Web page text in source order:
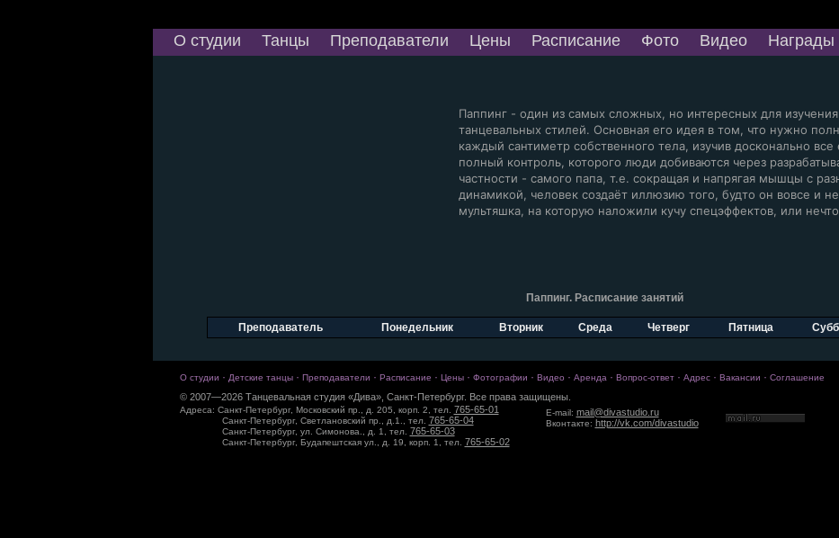
О студии Танцы Преподаватели Цены Расписание Фото Видео Награды
Паппинг - один из самых сложных, но интересных для
танцевальных стилей. Основная его идея в том, что нужно
каждый сантиметр собственного тела, изучив досконально
полный контроль, которого люди добиваются через
частности - самого папа, т.е. сокращая и напрягая мышцы с
динамикой, человек создаёт иллюзию того, будто он вовсе и не
мультяшка, на которую наложили кучу спецэффектов, или
Паппинг. Расписание занятий
Преподаватель Понедельник Вторник Среда Четверг Пятница
О студии · Детские танцы· Преподаватели · Расписание · Цены· Фотографии · Видео · Аренда· Вопрос-ответ· Адрес· Вакансии · Соглашение
© 2007—2026 Танцевальная студия «Дива», Санкт-Петербург. Все права защищены.
Адреса: Санкт-Петербург, Московский пр., д. 205, корп. 2, тел. 765-65-01
Санкт-Петербург, Светлановский пр., д.1., тел. 765-65-04
Санкт-Петербург, ул. Симонова., д. 1, тел. 765-65-03
Санкт-Петербург, Будапештская ул., д. 19, корп. 1, тел. 765-65-02
E-mail: mail@divastudio.ru
Вконтакте: http://vk.com/divastudio